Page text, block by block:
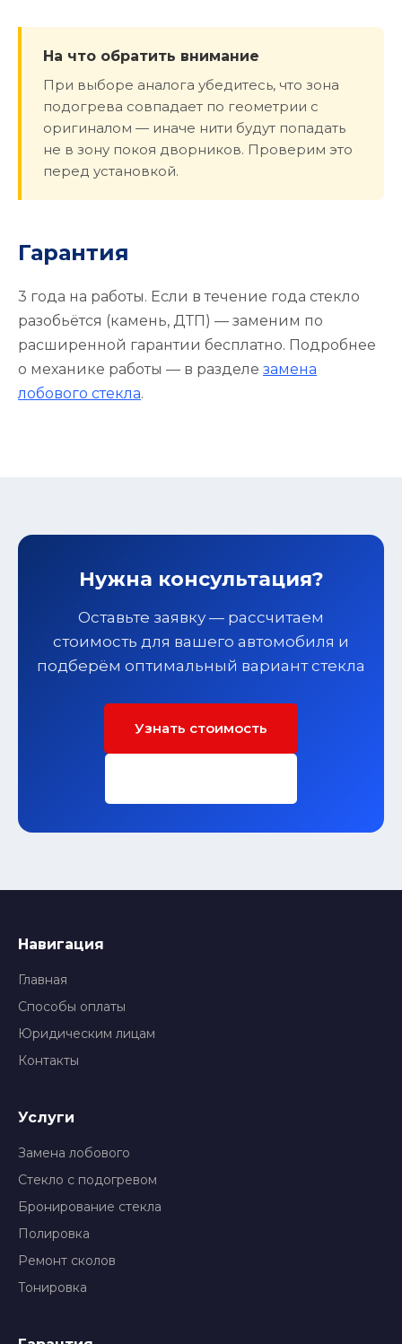
На что обратить внимание
При выборе аналога убедитесь, что зона
подогрева совпадает по геометрии с
оригиналом — иначе нити будут попадать
не в зону покоя дворников. Проверим это
перед установкой.
Гарантия
3 года на работы. Если в течение года стекло
разобьётся (камень, ДТП) — заменим по
расширенной гарантии бесплатно. Подробнее
о механике работы — в разделе замена
лобового стекла.
Нужна консультация?
Оставьте заявку — рассчитаем
стоимость для вашего автомобиля и
подберём оптимальный вариант стекла
Узнать стоимость
Навигация
Главная
Способы оплаты
Юридическим лицам
Контакты
Услуги
Замена лобового
Стекло с подогревом
Бронирование стекла
Полировка
Ремонт сколов
Тонировка